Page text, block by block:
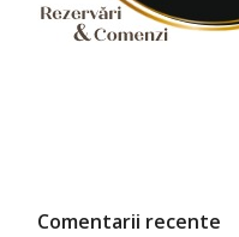
Comentarii recente